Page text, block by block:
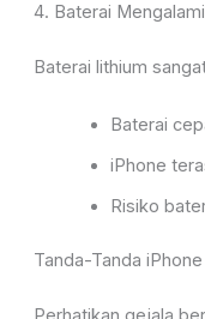
4. Baterai
Baterai lithium
Baterai
iPhone
Risiko
Tanda-Tanda